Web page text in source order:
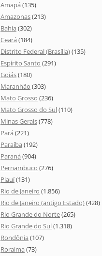
Amapá (135)
Amazonas(213)
Bahia (302)
Ceará (184)
Distrito Federal (Brasília)(135)
Espírito Santo (291)
Goiás(180)
Maranhão (303)
Mato Grosso (236)
Mato Grosso do Sul(110)
Minas Gerais(778)
Pará (221)
Paraíba (192)
Paraná (904)
Pernambuco (276)
Piauí(131)
Rio de Janeiro (1.856)
Rio de Janeiro (antigo Estado)(428)
Rio Grande do Norte(265)
Rio Grande do Sul(1.318)
Rondônia (107)
Roraima (73)